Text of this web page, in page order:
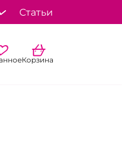
Статьи
Корзина